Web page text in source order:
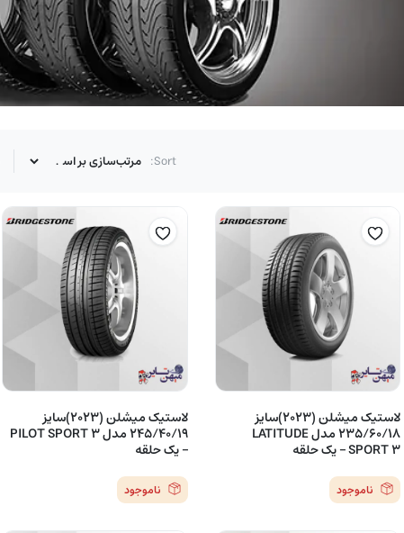
Sort:
لاستیک میشلن (2023)سایز
235/60/18 مدل LATITUDE
SPORT 3 – یک حلقه
ناموجود
لاستیک میشلن (2023)سایز
245/40/19 مدل PILOT SPORT 3
– یک حلقه
ناموجود